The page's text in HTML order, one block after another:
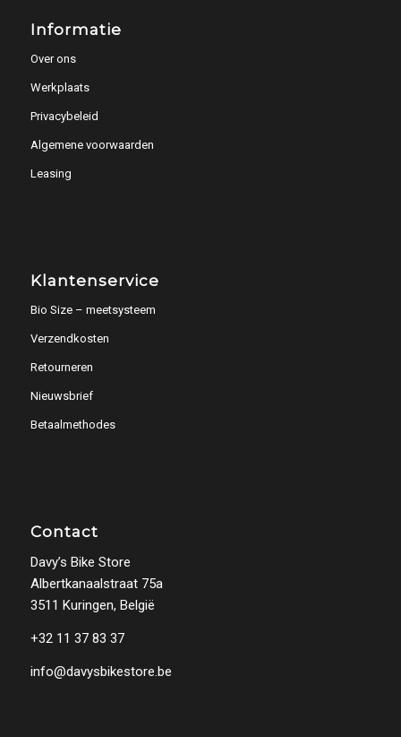
Informatie
Over ons
Werkplaats
Privacybeleid
Algemene voorwaarden
Leasing
Klantenservice
Bio Size – meetsysteem
Verzendkosten
Retourneren
Nieuwsbrief
Betaalmethodes
Contact
Davy’s Bike Store
Albertkanaalstraat 75a
3511 Kuringen, België
+32 11 37 83 37
info@davysbikestore.be